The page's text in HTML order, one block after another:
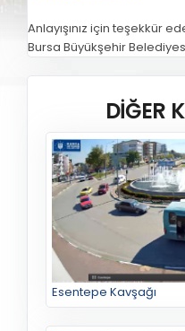
Anlayışınız için teşekkür
Bursa Büyükşehir
DİĞER
Esentepe Kavşağı